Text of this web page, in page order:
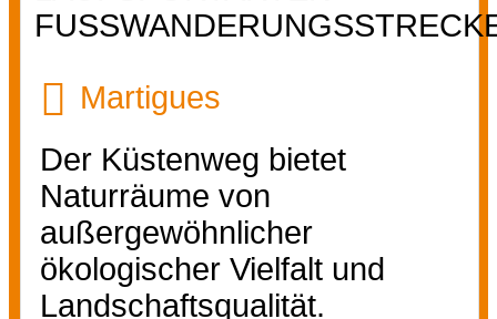
FUSSWANDERUNGSSTRECKE
Martigues
Der Küstenweg bietet
Naturräume von
außergewöhnlicher
ökologischer Vielfalt und
Landschaftsqualität.